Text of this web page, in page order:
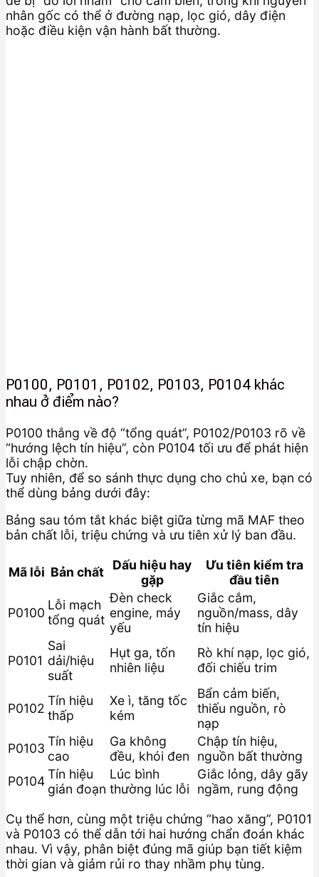
nhân gốc có thể ở đường nạp, lọc gió, dây điện
hoặc điều kiện vận hành bất thường.
P0100, P0101, P0102, P0103, P0104 khác
nhau ở điểm nào?
P0100 thắng về độ “tổng quát”, P0102/P0103 rõ về
“hướng lệch tín hiệu”, còn P0104 tối ưu để phát hiện
lỗi chập chờn.
Tuy nhiên, để so sánh thực dụng cho chủ xe, bạn có
thể dùng bảng dưới đây:
Bảng sau tóm tắt khác biệt giữa từng mã MAF theo
bản chất lỗi, triệu chứng và ưu tiên xử lý ban đầu.
Mã lỗi Bản chất
Dấu hiệu hay
gặp
Ưu tiên kiểm tra
đầu tiên
P0100
Lỗi mạch
tổng quát
Đèn check
engine, máy
yếu
Giắc cắm,
nguồn/mass, dây
tín hiệu
P0101
Sai
dải/hiệu
suất
Hụt ga, tốn
nhiên liệu
Rò khí nạp, lọc gió,
đối chiếu trim
P0102
Tín hiệu
thấp
Xe ì, tăng tốc
kém
Bẩn cảm biến,
thiếu nguồn, rò
nạp
P0103 Tín hiệu
cao
Ga không
đều, khói đen
Chập tín hiệu,
nguồn bất thường
P0104Tín hiệu
gián đoạn
Lúc bình
thường lúc lỗi
Giắc lỏng, dây gãy
ngầm, rung động
Cụ thể hơn, cùng một triệu chứng “hao xăng”, P0101
và P0103 có thể dẫn tới hai hướng chẩn đoán khác
nhau. Vì vậy, phân biệt đúng mã giúp bạn tiết kiệm
thời gian và giảm rủi ro thay nhầm phụ tùng.